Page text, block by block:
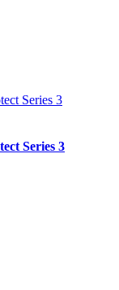
Series 3